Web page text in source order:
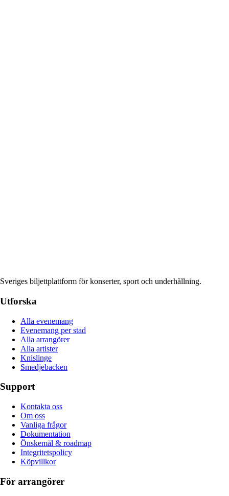
Sveriges biljettplattform för konserter, sport och underhållning.
Utforska
Alla evenemang
Evenemang per stad
Alla arrangörer
Alla artister
Knislinge
Smedjebacken
Support
Kontakta oss
Om oss
Vanliga frågor
Dokumentation
Önskemål & roadmap
Integritetspolicy
Köpvillkor
För arrangörer